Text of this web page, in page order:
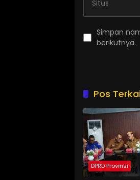
Simpan
berikutnya.
Pos
DPRD Provinsi